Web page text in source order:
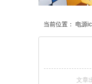
当前位置： 电源ic
文章